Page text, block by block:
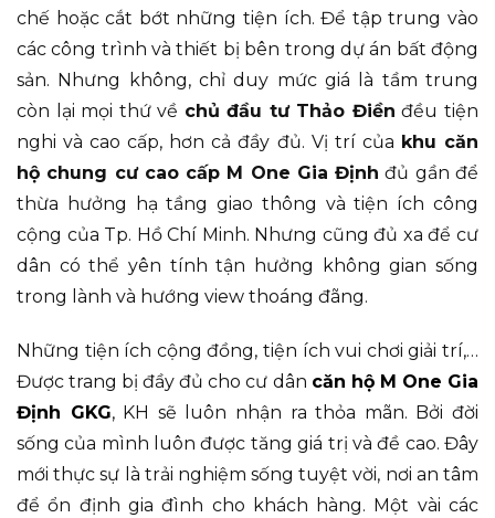
chế hoặc cắt bớt những tiện ích. Để tập trung vào
các công trình và thiết bị bên trong dự án bất động
sản. Nhưng không, chỉ duy mức giá là tầm trung
còn lại mọi thứ về chủ đầu tư Thảo Điền đều tiện
nghi và cao cấp, hơn cả đầy đủ. Vị trí của khu căn
hộ chung cư cao cấp M One Gia Định đủ gần để
thừa hưởng hạ tầng giao thông và tiện ích công
cộng của Tp. Hồ Chí Minh. Nhưng cũng đủ xa để cư
dân có thể yên tính tận hưởng không gian sống
trong lành và hướng view thoáng đãng.
Những tiện ích cộng đồng, tiện ích vui chơi giải trí,…
Được trang bị đầy đủ cho cư dân căn hộ M One Gia
Định GKG, KH sẽ luôn nhận ra thỏa mãn. Bởi đời
sống của mình luôn được tăng giá trị và đề cao. Đây
mới thực sự là trải nghiệm sống tuyệt vời, nơi an tâm
để ổn định gia đình cho khách hàng. Một vài các